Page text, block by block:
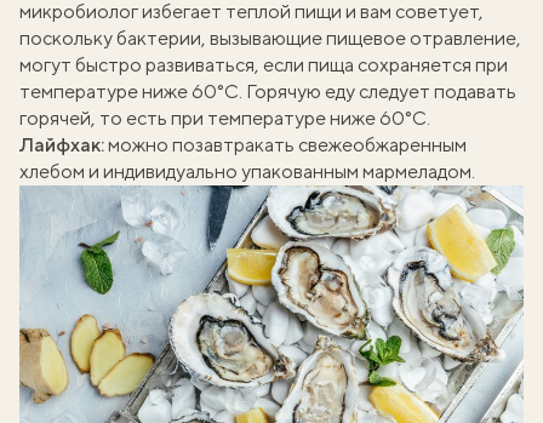
микробиолог избегает теплой пищи и вам советует,
поскольку бактерии, вызывающие пищевое отравление,
могут быстро развиваться, если пища сохраняется при
температуре ниже 60°C. Горячую еду следует подавать
горячей, то есть при температуре ниже 60°С.
Лайфхак:можно позавтракать свежеобжаренным
хлебом и индивидуально упакованным мармеладом.